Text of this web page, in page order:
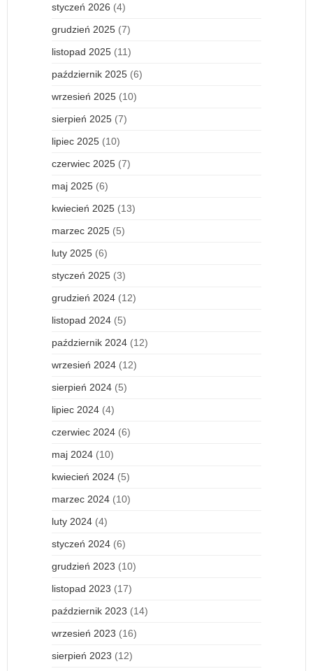
styczeń 2026 (4)
grudzień 2025 (7)
listopad 2025 (11)
październik 2025 (6)
wrzesień 2025 (10)
sierpień 2025 (7)
lipiec 2025 (10)
czerwiec 2025 (7)
maj 2025 (6)
kwiecień 2025 (13)
marzec 2025 (5)
luty 2025 (6)
styczeń 2025 (3)
grudzień 2024 (12)
listopad 2024 (5)
październik 2024 (12)
wrzesień 2024 (12)
sierpień 2024 (5)
lipiec 2024 (4)
czerwiec 2024 (6)
maj 2024 (10)
kwiecień 2024 (5)
marzec 2024 (10)
luty 2024 (4)
styczeń 2024 (6)
grudzień 2023 (10)
listopad 2023 (17)
październik 2023 (14)
wrzesień 2023 (16)
sierpień 2023 (12)